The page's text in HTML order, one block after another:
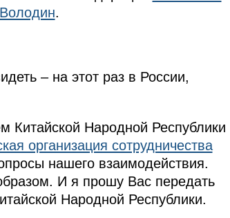
.
– на этот раз в России,
Народной Республики
организация сотрудничества
нашего взаимодействия.
И я прошу Вас передать
Народной Республики.